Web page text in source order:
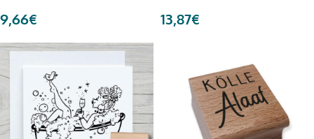
9,66€ 13,87€